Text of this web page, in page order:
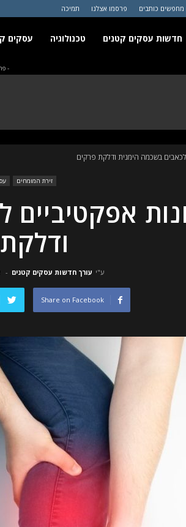
מחפשים כותבים פרסמו אצלנו תמיכה
חדשות
חדשות עסקים קטנים טכנולוגיה עסקים
-
בשכמה הימנית ודלקת פרקים
זירת המומחים
ע"י עורך חדשות עסקים קטנים -
Share on Facebook